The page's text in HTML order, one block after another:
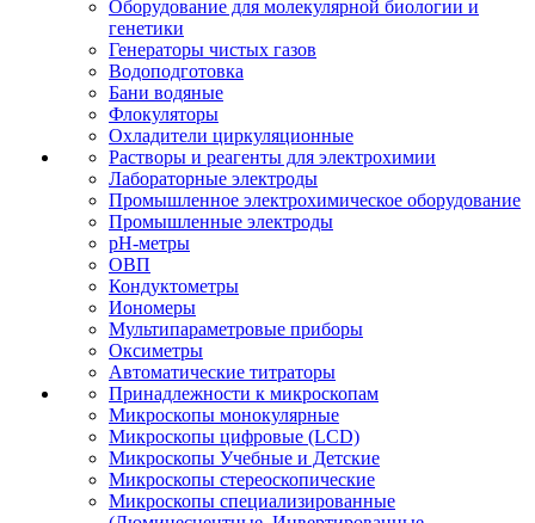
Оборудование для молекулярной биологии и
генетики
Генераторы чистых газов
Водоподготовка
Бани водяные
Флокуляторы
Охладители циркуляционные
Растворы и реагенты для электрохимии
Лабораторные электроды
Промышленное электрохимическое оборудование
Промышленные электроды
pH-метры
ОВП
Кондуктометры
Иономеры
Мультипараметровые приборы
Оксиметры
Автоматические титраторы
Принадлежности к микроскопам
Микроскопы монокулярные
Микроскопы цифровые (LCD)
Микроскопы Учебные и Детские
Микроскопы стереоскопические
Микроскопы специализированные